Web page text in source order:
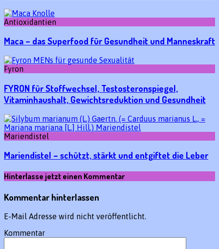
Antioxidantien
Maca – das Superfood für Gesundheit und Manneskraft
Fyron
FYRON für Stoffwechsel, Testosteronspiegel,
Vitaminhaushalt, Gewichtsreduktion und Gesundheit
Mariendistel
Mariendistel – schützt, stärkt und entgiftet die Leber
Hinterlasse jetzt einen Kommentar
Kommentar hinterlassen
E-Mail Adresse wird nicht veröffentlicht.
Kommentar